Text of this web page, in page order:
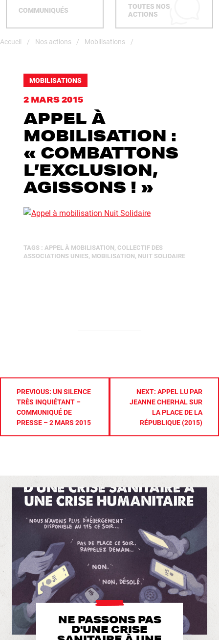
COMMUNIQUÉS
TOUTES NOS
ACTIONS
Accueil Nos actions / Mobilisations /
MOBILISATIONS
2 MARS 2015
APPEL À
MOBILISATION :
« COMBATTONS
L’EXCLUSION,
AGISSONS ! »
TAGS : APPEL À MOBILISATION, COLLECTIF DES
ASSOCIATIONS UNIES, MOBILISATION, NUIT SOLIDAIRE
L’ARTICLE
PREVIOUS: UN SILENCE
TRÈS INQUIÉTANT –
COMMUNIQUÉ DE
PRESSE – 2 MARS 2015
NEXT: APPEL LU PAR
JEANNE CHERHAL SUR
LA PLACE DE LA
RÉPUBLIQUE (2015)
NE PASSONS PAS
D'UNE CRISE